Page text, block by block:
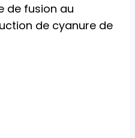
de fusion au
de cyanure de